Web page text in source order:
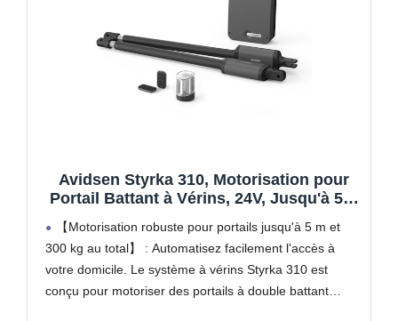
Avidsen Styrka 310, Motorisation pour
Portail Battant à Vérins, 24V, Jusqu'à 5m
et 300kg au total, Automatisme de Portail
Électrique, Arrêt sur Obstacle, 2
Télécommandes
【Motorisation robuste pour portails jusqu'à 5 m et
300 kg au total】 : Automatisez facilement l'accès à
votre domicile. Le système à vérins Styrka 310 est
conçu pour motoriser des portails à double battant